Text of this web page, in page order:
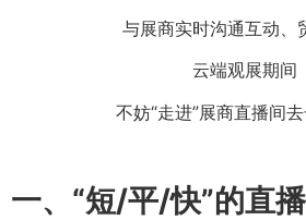
与展商实时沟通互动、
云端观展期间
不妨“走进”展商直播间
一、“短/平/快”的直